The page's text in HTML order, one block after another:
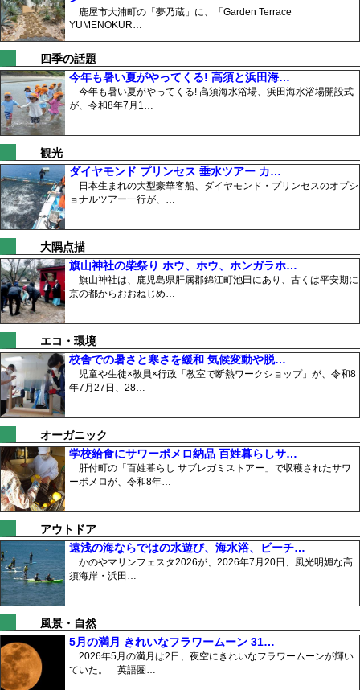
鹿屋市大浦町の「夢乃蔵」に、「Garden Terrace
YUMENOKUR…
四季の話題
今年も暑い夏がやってくる! 高須と浜田海…
今年も暑い夏がやってくる! 高須海水浴場、浜田海水浴場開設式
が、令和8年7月1…
観光
ダイヤモンド プリンセス 垂水ツアー カ…
日本生まれの大型豪華客船、ダイヤモンド・プリンセスのオプシ
ョナルツアー一行が、…
大隅点描
旗山神社の柴祭り ホウ、ホウ、ホンガラホ…
旗山神社は、鹿児島県肝属郡錦江町池田にあり、古くは平安期に
京の都からおおねじめ…
エコ・環境
校舎での暑さと寒さを緩和 気候変動や脱…
児童や生徒×教員×行政「教室で断熱ワークショップ」が、令和8
年7月27日、28…
オーガニック
学校給食にサワーポメロ納品 百姓暮らしサ…
肝付町の「百姓暮らし サブレガミストアー」で収穫されたサワ
ーポメロが、令和8年…
アウトドア
遠浅の海ならではの水遊び、海水浴、ビーチ…
かのやマリンフェスタ2026が、2026年7月20日、風光明媚な高
須海岸・浜田…
風景・自然
5月の満月 きれいなフラワームーン 31…
2026年5月の満月は2日、夜空にきれいなフラワームーンが輝い
ていた。 英語圏…